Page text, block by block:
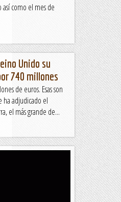
como el mes de
Unido su
740 millones
de euros. Esas son
ha adjudicado el
el más grande de...